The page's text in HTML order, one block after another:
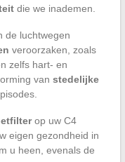
die we inademen.
de luchtwegen
veroorzaken, zoals
zelfs hart- en
van stedelijke
op uw C4
eigen gezondheid in
u heen, evenals de